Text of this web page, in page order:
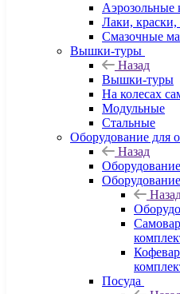
Аэрозольные
Лаки,
Смазочные
Вышки-туры
Назад
Вышки-туры
На колесах
Модульные
Стальные
Оборудование для
Назад
Посуда